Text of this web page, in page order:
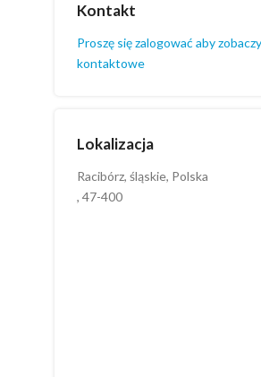
Kontakt
Proszę się zalogować aby
kontaktowe
Lokalizacja
Racibórz, śląskie, Polska
, 47-400